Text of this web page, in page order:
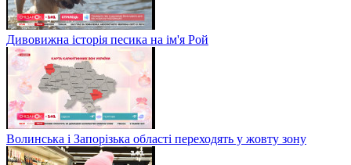
Дивовижна історія песика на ім'я Рой
Волинська і Запорізька області переходять у жовту зону